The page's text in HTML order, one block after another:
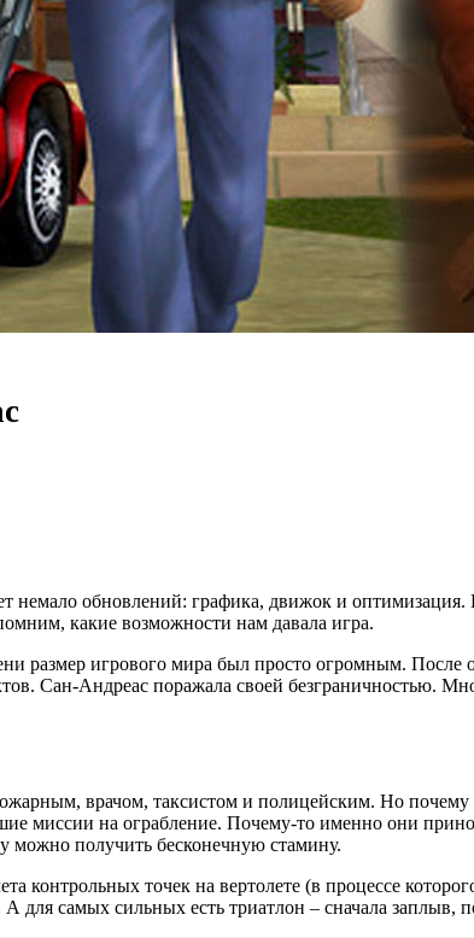
немало обновлений: графика, движок и
какие возможности нам давала игра.
размер игрового мира был просто огромным.
Сан-Андреас поражала своей безграничностью.
врачом, таксистом и полицейским. Но почему
миссии на ограбление. Почему-то именно они
можно получить бесконечную стамину.
контрольных точек на вертолете (в процессе
для самых сильных есть триатлон – сначала заплыв,